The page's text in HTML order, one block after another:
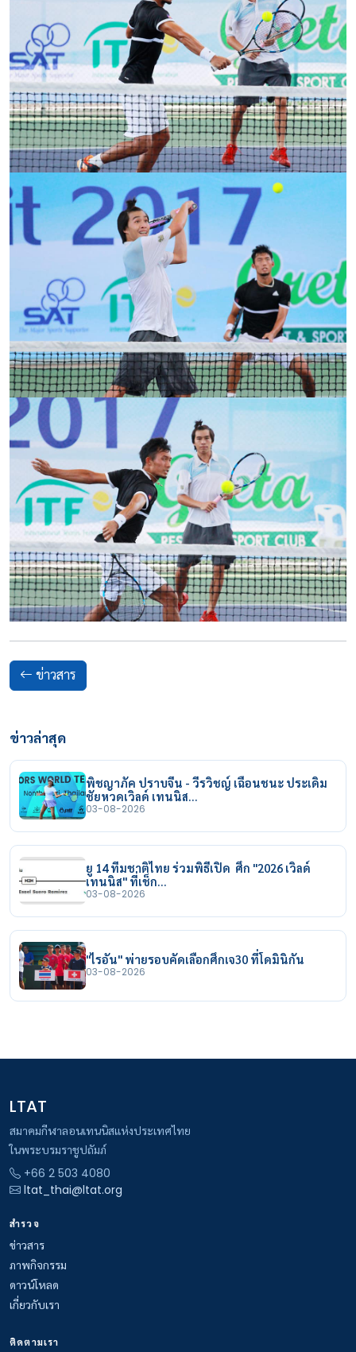
ข่าวสาร
ข่าวล่าสุด
พิชญาภัค ปราบจีน - วีรวิชญ์ เฉือนชนะ ประเดิม
ชัยหวดเวิลด์ เทนนิส…
03-08-2026
ยู 14 ทีมชาติไทย ร่วมพิธีเปิด ศึก "2026 เวิลด์
เทนนิส" ที่เช็ก…
03-08-2026
"ไรอัน" พ่ายรอบคัดเลือกศึกเจ30 ที่โดมินิกัน
03-08-2026
LTAT
สมาคมกีฬาลอนเทนนิสแห่งประเทศไทย
ในพระบรมราชูปถัมภ์
+66 2 503 4080
ltat_thai@ltat.org
สำรวจ
ข่าวสาร
ภาพกิจกรรม
ดาวน์โหลด
เกี่ยวกับเรา
ติดตามเรา